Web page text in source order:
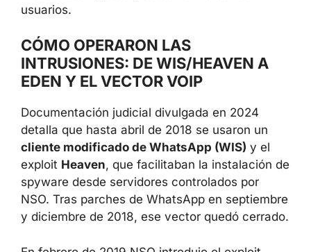
usuarios.
CÓMO OPERARON LAS
INTRUSIONES: DE WIS/HEAVEN A
EDEN Y EL VECTOR VOIP
Documentación judicial divulgada en 2024
detalla que hasta abril de 2018 se usaron un
cliente modificado de WhatsApp (WIS) y el
exploit Heaven, que facilitaban la instalación de
spyware desde servidores controlados por
NSO. Tras parches de WhatsApp en septiembre
y diciembre de 2018, ese vector quedó cerrado.